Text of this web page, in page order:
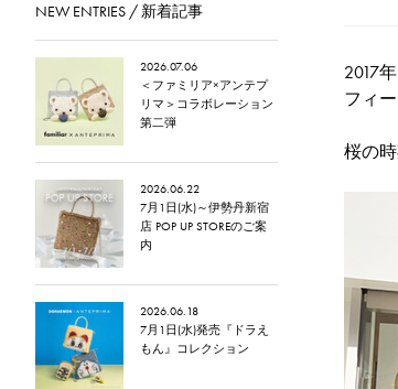
NEW ENTRIES / 新着記事
2026.07.06
＜ファミリア×アンテプ
リマ＞コラボレーション
第二弾
2026.06.22
7月1日(水)～伊勢丹新宿
店 POP UP STOREのご案
内
2026.06.18
7月1日(水)発売『ドラえ
もん』コレクション
2017
フィ
桜の